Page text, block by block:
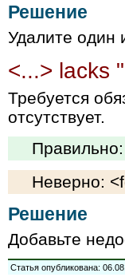
Решение
Удалите один
<...> lacks
Требуется
отсутствует.
Неверно:
Решение
Добавьте
Статья опубликована: